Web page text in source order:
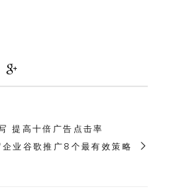
提高十倍广告点击率
企业谷歌推广8个最有效策略